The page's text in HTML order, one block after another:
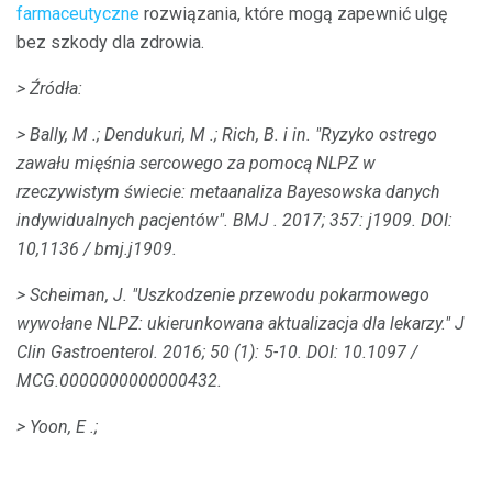
farmaceutyczne rozwiązania, które mogą zapewnić ulgę
bez szkody dla zdrowia.
> Źródła:
> Bally, M .; Dendukuri, M .; Rich, B. i in. "Ryzyko ostrego
zawału mięśnia sercowego za pomocą NLPZ w
rzeczywistym świecie: metaanaliza Bayesowska danych
indywidualnych pacjentów". BMJ . 2017; 357: j1909. DOI:
10,1136 / bmj.j1909.
> Scheiman, J. "Uszkodzenie przewodu pokarmowego
wywołane NLPZ: ukierunkowana aktualizacja dla lekarzy." J
Clin Gastroenterol. 2016; 50 (1): 5-10. DOI: 10.1097 /
MCG.0000000000000432.
> Yoon, E .;